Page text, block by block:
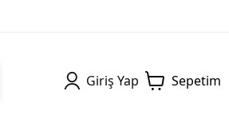
Giriş Yap Sepetim